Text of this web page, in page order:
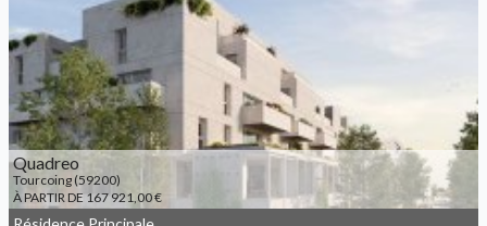
À PARTIR DE 295 000,00 €
Quadreo
Tourcoing (59200)
À PARTIR DE 167 921,00 €